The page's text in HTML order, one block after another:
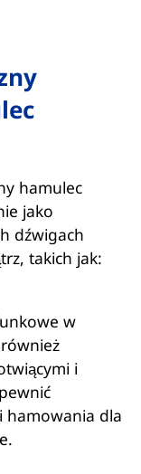
hamulec
jako
dźwigach
takich jak:
w
i
hamowania dla